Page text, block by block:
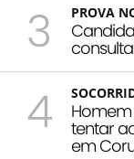
3 PROVA
4 tentar
em